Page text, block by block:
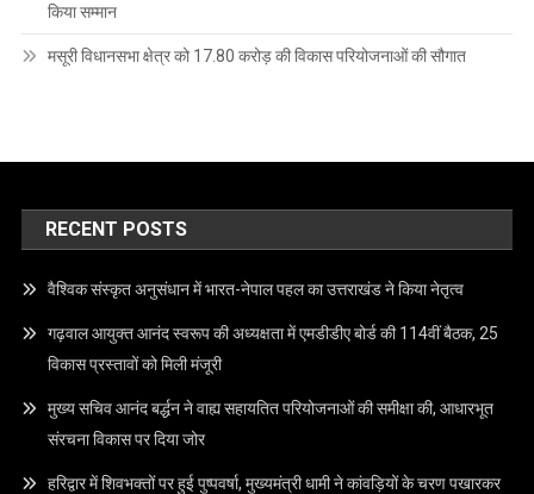
किया सम्मान
मसूरी विधानसभा क्षेत्र को 17.80 करोड़ की विकास परियोजनाओं की सौगात
RECENT POSTS
वैश्विक संस्कृत अनुसंधान में भारत-नेपाल पहल का उत्तराखंड ने किया नेतृत्व
गढ़वाल आयुक्त आनंद स्वरूप की अध्यक्षता में एमडीडीए बोर्ड की 114वीं बैठक, 25
विकास प्रस्तावों को मिली मंजूरी
मुख्य सचिव आनंद बर्द्धन ने वाह्य सहायतित परियोजनाओं की समीक्षा की, आधारभूत
संरचना विकास पर दिया जोर
हरिद्वार में शिवभक्तों पर हुई पुष्पवर्षा, मुख्यमंत्री धामी ने कांवड़ियों के चरण पखारकर